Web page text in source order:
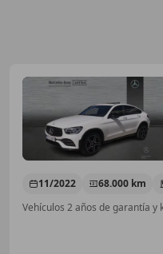
11/2022 68.000 km
Vehículos 2 años de garantía